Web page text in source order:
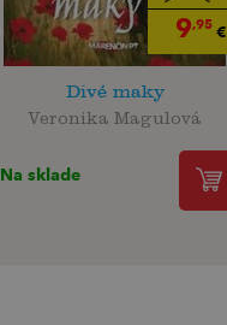
9,95€
Divé maky
Veronika Magulová
Na sklade